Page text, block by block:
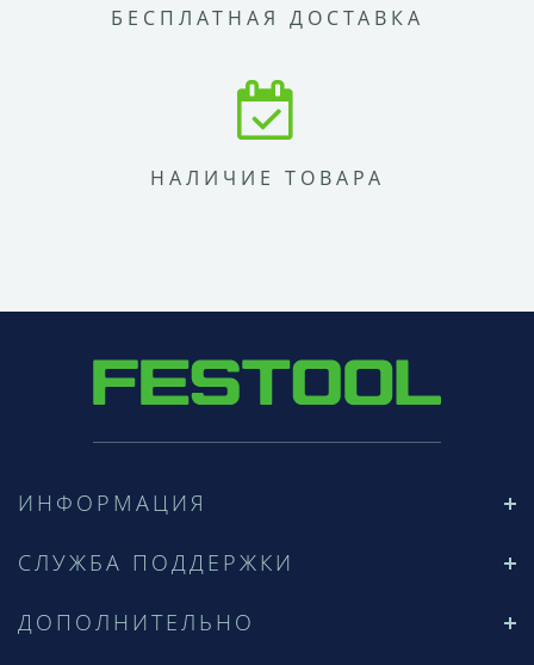
БЕСПЛАТНАЯ ДОСТАВКА
НАЛИЧИЕ ТОВАРА
ИНФОРМАЦИЯ
СЛУЖБА ПОДДЕРЖКИ
ДОПОЛНИТЕЛЬНО